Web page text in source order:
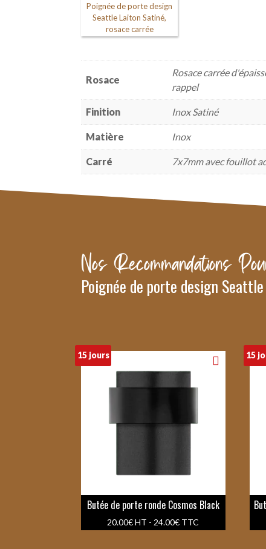
Poignée de porte design
Seattle Laiton Satiné,
rosace carrée
Rosace
Rosace carrée
rappel
Finition Inox Satiné
Matière Inox
Carré 7x7mm avec fouillot
Nos Recommandations
Poignée de porte design
15 jours
Butée de porte ronde Cosmos Black
20.00€ HT - 24.00€ TTC
15